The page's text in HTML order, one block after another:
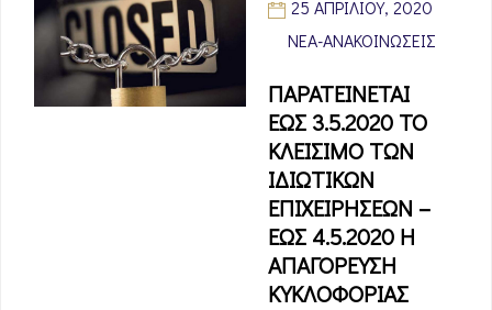
25 ΑΠΡΙΛΊΟΥ, 2020
ΝΈΑ-ΑΝΑΚΟΙΝΏΣΕΙΣ
ΠΑΡΑΤΕΙΝΕΤΑΙ
ΕΩΣ 3.5.2020 ΤΟ
ΚΛΕΙΣΙΜΟ ΤΩΝ
ΙΔΙΩΤΙΚΩΝ
ΕΠΙΧΕΙΡΗΣΕΩΝ –
ΕΩΣ 4.5.2020 Η
ΑΠΑΓΟΡΕΥΣΗ
ΚΥΚΛΟΦΟΡΙΑΣ